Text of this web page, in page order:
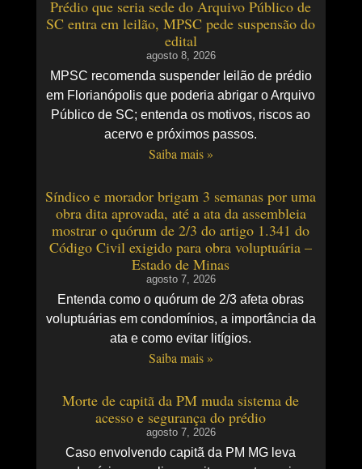
Prédio que seria sede do Arquivo Público de
SC entra em leilão, MPSC pede suspensão do
edital
agosto 8, 2026
MPSC recomenda suspender leilão de prédio
em Florianópolis que poderia abrigar o Arquivo
Público de SC; entenda os motivos, riscos ao
acervo e próximos passos.
Saiba mais »
Síndico e morador brigam 3 semanas por uma
obra dita aprovada, até a ata da assembleia
mostrar o quórum de 2/3 do artigo 1.341 do
Código Civil exigido para obra voluptuária –
Estado de Minas
agosto 7, 2026
Entenda como o quórum de 2/3 afeta obras
voluptuárias em condomínios, a importância da
ata e como evitar litígios.
Saiba mais »
Morte de capitã da PM muda sistema de
acesso e segurança do prédio
agosto 7, 2026
Caso envolvendo capitã da PM MG leva